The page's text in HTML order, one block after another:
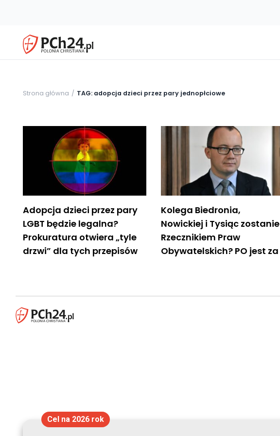
Strona główna TAG: adopcja dzieci przez pary jednopłciowe
Adopcja dzieci przez pary
LGBT będzie legalna?
Prokuratura otwiera „tyle
drzwi” dla tych przepisów
Kolega Biedronia,
Nowickiej i Tysiąc zostanie
Rzecznikiem Praw
Obywatelskich? PO jest za
Cel na 2026 rok